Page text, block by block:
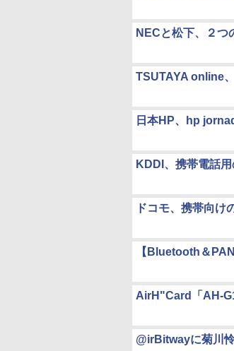
NECと松下、２つ
TSUTAYA online
日本HP、hp
KDDI、携帯電話
ドコモ、携帯向け
【Bluetooth＆
AirH"Card「AH-
@irBitwayに菊川